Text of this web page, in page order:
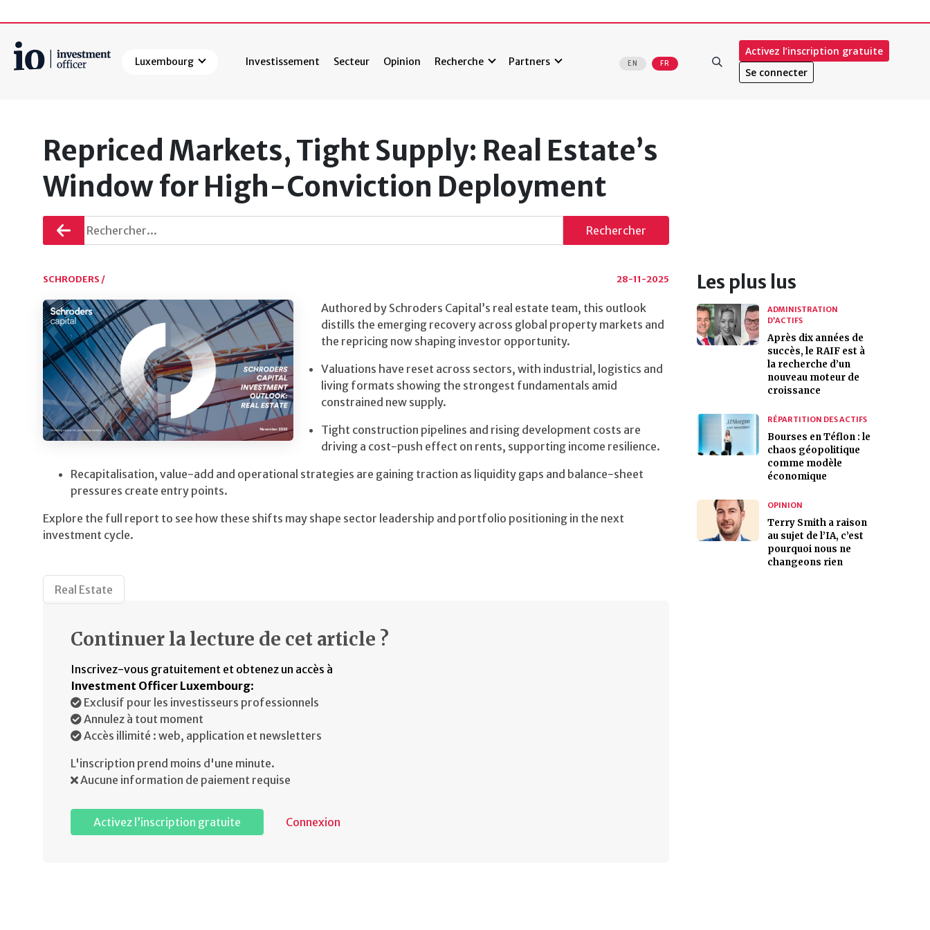
Luxembourg Investissement Secteur Opinion Recherche Partners EN FR
Activez l’inscription gratuite
Se connecter
Repriced Markets, Tight Supply: Real Estate’s
Window for High-Conviction Deployment
Retourner Rechercher
SCHRODERS / 28-11-2025
Authored by Schroders Capital’s real estate team, this outlook
distills the emerging recovery across global property markets and
the repricing now shaping investor opportunity.
Valuations have reset across sectors, with industrial, logistics and
living formats showing the strongest fundamentals amid
constrained new supply.
Tight construction pipelines and rising development costs are
driving a cost-push effect on rents, supporting income resilience.
Recapitalisation, value-add and operational strategies are gaining traction as liquidity gaps and balance-sheet
pressures create entry points.
Explore the full report to see how these shifts may shape sector leadership and portfolio positioning in the next
investment cycle.
Real Estate
Continuer la lecture de cet article ?
Inscrivez-vous gratuitement et obtenez un accès à
Investment Officer Luxembourg:
Exclusif pour les investisseurs professionnels
Annulez à tout moment
Accès illimité : web, application et newsletters
L'inscription prend moins d'une minute.
Aucune information de paiement requise
Activez l’inscription gratuite Connexion
Les plus lus
ADMINISTRATION
D’ACTIFS
Après dix années de
succès, le RAIF est à
la recherche d’un
nouveau moteur de
croissance
RÉPARTITION DES ACTIFS
Bourses en Téflon : le
chaos géopolitique
comme modèle
économique
OPINION
Terry Smith a raison
au sujet de l’IA, c’est
pourquoi nous ne
changeons rien